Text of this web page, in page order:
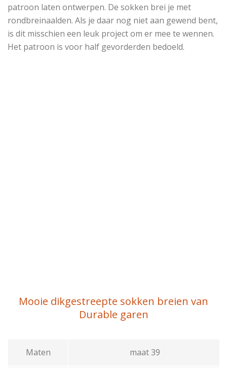
patroon laten ontwerpen. De sokken brei je met
rondbreinaalden. Als je daar nog niet aan gewend bent,
is dit misschien een leuk project om er mee te wennen.
Het patroon is voor half gevorderden bedoeld.
Mooie dikgestreepte sokken breien van
Durable garen
Maten maat 39